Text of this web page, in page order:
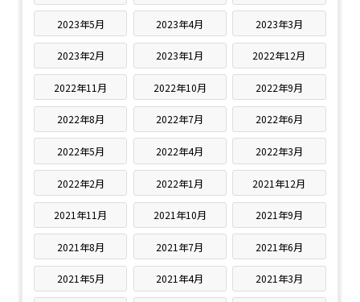
2023年5月 2023年4月 2023年3月
2023年2月 2023年1月 2022年12月
2022年11月 2022年10月 2022年9月
2022年8月 2022年7月 2022年6月
2022年5月 2022年4月 2022年3月
2022年2月 2022年1月 2021年12月
2021年11月 2021年10月 2021年9月
2021年8月 2021年7月 2021年6月
2021年5月 2021年4月 2021年3月